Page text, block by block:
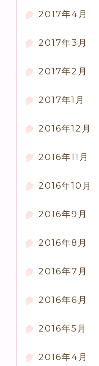
2017年4月
2017年3月
2017年2月
2017年1月
2016年12月
2016年11月
2016年10月
2016年9月
2016年8月
2016年7月
2016年6月
2016年5月
2016年4月